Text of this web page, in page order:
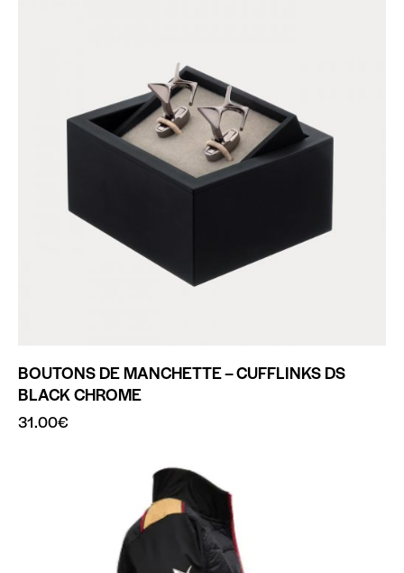
BOUTONS DE MANCHETTE – CUFFLINKS DS
BLACK CHROME
31.00€